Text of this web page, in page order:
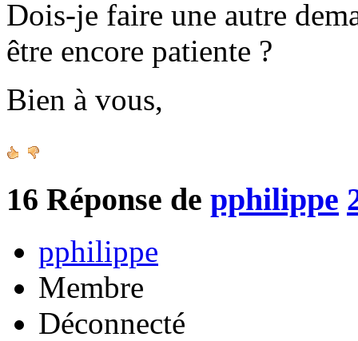
Dois-je faire une autre
être encore patiente ?
Bien à vous,
16 Réponse de pphilippe
pphilippe
Membre
Déconnecté